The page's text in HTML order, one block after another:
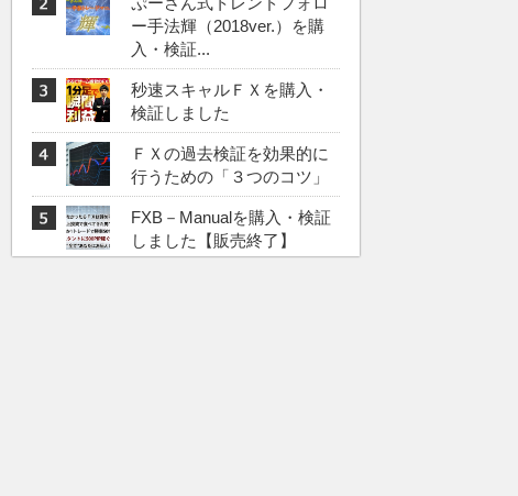
ー手法輝（2018ver.）を購
入・検証...
秒速スキャルＦＸを購入・
検証しました
ＦＸの過去検証を効果的に
行うための「３つのコツ」
FXB－Manualを購入・検証
しました【販売終了】